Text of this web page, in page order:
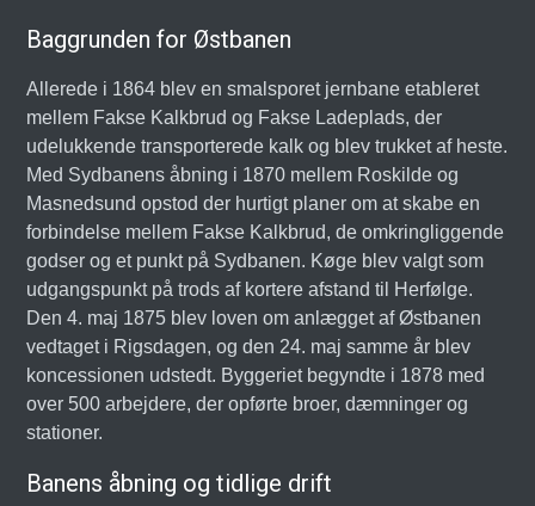
Baggrunden for Østbanen
Allerede i 1864 blev en smalsporet jernbane etableret
mellem Fakse Kalkbrud og Fakse Ladeplads, der
udelukkende transporterede kalk og blev trukket af heste.
Med Sydbanens åbning i 1870 mellem Roskilde og
Masnedsund opstod der hurtigt planer om at skabe en
forbindelse mellem Fakse Kalkbrud, de omkringliggende
godser og et punkt på Sydbanen. Køge blev valgt som
udgangspunkt på trods af kortere afstand til Herfølge.
Den 4. maj 1875 blev loven om anlægget af Østbanen
vedtaget i Rigsdagen, og den 24. maj samme år blev
koncessionen udstedt. Byggeriet begyndte i 1878 med
over 500 arbejdere, der opførte broer, dæmninger og
stationer.
Banens åbning og tidlige drift